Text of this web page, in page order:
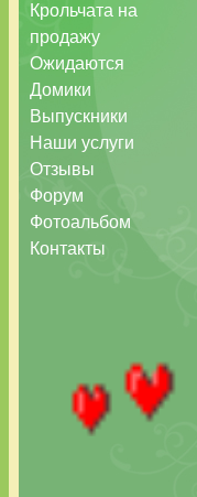
Крольчата на
продажу
Ожидаются
Домики
Выпускники
Наши услуги
Отзывы
Форум
Фотоальбом
Контакты